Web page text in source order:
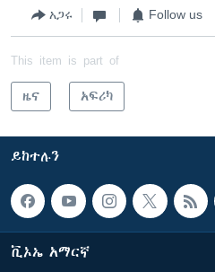
አጋሩ Follow us
This item is part of
ዜና አፍሪካ
ይከተሉን
ቪኦኤ አማርኛ